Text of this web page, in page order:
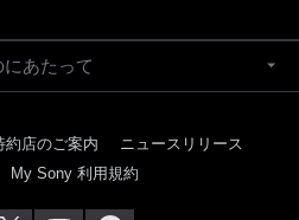
あたって
約店のご案内
ニュースリリース
My Sony 利用規約